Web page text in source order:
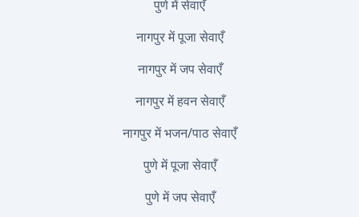
पुणे में सेवाएँ
नागपुर में पूजा सेवाएँ
नागपुर में जप सेवाएँ
नागपुर में हवन सेवाएँ
नागपुर में भजन/पाठ सेवाएँ
पुणे में पूजा सेवाएँ
पुणे में जप सेवाएँ